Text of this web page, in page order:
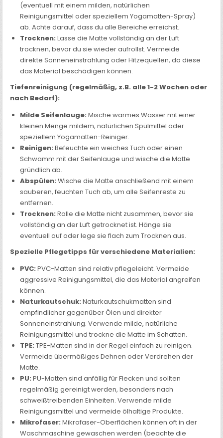
(eventuell mit einem milden, natürlichen
Reinigungsmittel oder speziellem Yogamatten-Spray)
ab. Achte darauf, dass du alle Bereiche erreichst.
Trocknen: Lasse die Matte vollständig an der Luft
trocknen, bevor du sie wieder aufrollst. Vermeide
direkte Sonneneinstrahlung oder Hitzequellen, da diese
das Material beschädigen können.
Tiefenreinigung (regelmäßig, z.B. alle 1-2 Wochen oder
nach Bedarf):
Milde Seifenlauge: Mische warmes Wasser mit einer
kleinen Menge mildem, natürlichen Spülmittel oder
speziellem Yogamatten-Reiniger.
Reinigen: Befeuchte ein weiches Tuch oder einen
Schwamm mit der Seifenlauge und wische die Matte
gründlich ab.
Abspülen: Wische die Matte anschließend mit einem
sauberen, feuchten Tuch ab, um alle Seifenreste zu
entfernen.
Trocknen: Rolle die Matte nicht zusammen, bevor sie
vollständig an der Luft getrocknet ist. Hänge sie
eventuell auf oder lege sie flach zum Trocknen aus.
Spezielle Pflegetipps für verschiedene Materialien:
PVC: PVC-Matten sind relativ pflegeleicht. Vermeide
aggressive Reinigungsmittel, die das Material angreifen
können.
Naturkautschuk: Naturkautschukmatten sind
empfindlicher gegenüber Ölen und direkter
Sonneneinstrahlung. Verwende milde, natürliche
Reinigungsmittel und trockne die Matte im Schatten.
TPE: TPE-Matten sind in der Regel einfach zu reinigen.
Vermeide übermäßiges Dehnen oder Verdrehen der
Matte.
PU: PU-Matten sind anfällig für Flecken und sollten
regelmäßig gereinigt werden, besonders nach
schweißtreibenden Einheiten. Verwende milde
Reinigungsmittel und vermeide ölhaltige Produkte.
Mikrofaser: Mikrofaser-Oberflächen können oft in der
Waschmaschine gewaschen werden (beachte die